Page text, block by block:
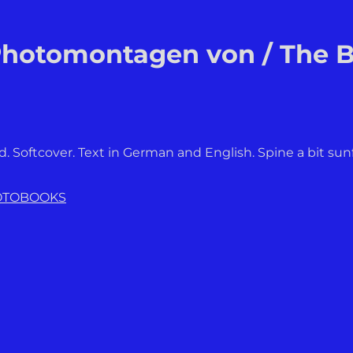
von / The
Softcover. Text in German and English. Spine a bit